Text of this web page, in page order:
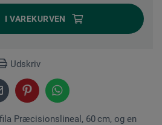
I VAREKURVEN
Udskriv
Præcisionslineal, 60 cm, og en